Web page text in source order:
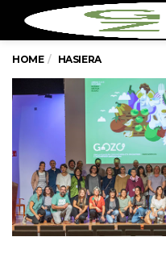
HOME HASIERA